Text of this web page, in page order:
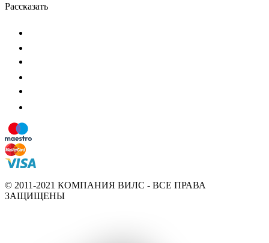
Рассказать
© 2011-2021 КОМПАНИЯ ВИЛС - ВСЕ ПРАВА
ЗАЩИЩЕНЫ